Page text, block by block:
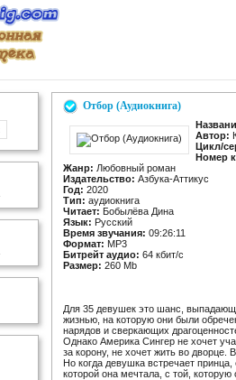
Отбор (Аудиокнига)
Автор:
Цикл/
Номер
Жанр: Любовный роман
Издательство: Азбука-Аттикус
Год: 2020
Тип: аудиокнига
Читает: Бобылёва Дина
Язык: Русский
Время звучания: 09:26:11
Формат: MP3
Битрейт аудио: 64 кбит/c
Размер: 260 Mb
Для 35 девушек это шанс,
жизнью, на которую они были
нарядов и сверкающих
Однако Америка Сингер не хочет
за корону, не хочет жить во дворце.
Но когда девушка встречает
которой она мечтала, с той,